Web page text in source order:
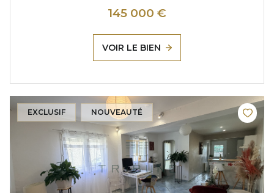
145 000 €
VOIR LE BIEN
EXCLUSIF NOUVEAUTÉ